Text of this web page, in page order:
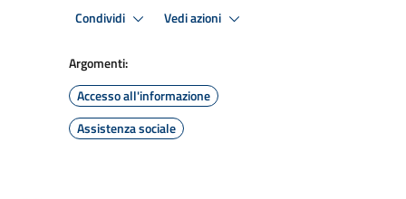
Condividi Vedi azioni
Argomenti:
Accesso all'informazione
Assistenza sociale